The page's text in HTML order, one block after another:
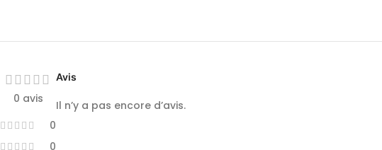
0 avis
0
0
Avis
Il n’y a pas encore d’avis.